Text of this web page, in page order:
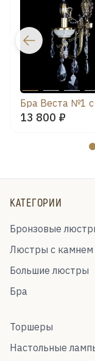
13 800 ₽
КАТЕГОРИИ
Бронзовые
Люстры с камнем
Большие люстры
Бра
Торшеры
Настольные